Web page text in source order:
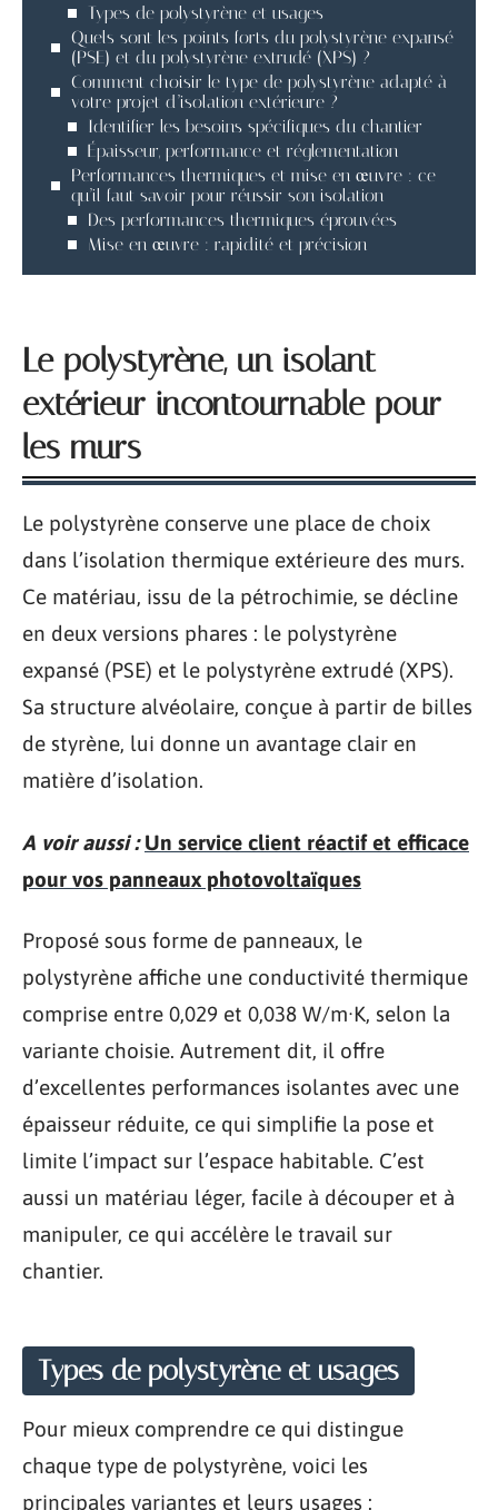
Types de polystyrène et usages
Quels sont les points forts du polystyrène expansé
(PSE) et du polystyrène extrudé (XPS) ?
Comment choisir le type de polystyrène adapté à
votre projet d’isolation extérieure ?
Identifier les besoins spécifiques du chantier
Épaisseur, performance et réglementation
Performances thermiques et mise en œuvre : ce
qu’il faut savoir pour réussir son isolation
Des performances thermiques éprouvées
Mise en œuvre : rapidité et précision
Le polystyrène, un isolant
extérieur incontournable pour
les murs
Le polystyrène conserve une place de choix
dans l’isolation thermique extérieure des murs.
Ce matériau, issu de la pétrochimie, se décline
en deux versions phares : le polystyrène
expansé (PSE) et le polystyrène extrudé (XPS).
Sa structure alvéolaire, conçue à partir de billes
de styrène, lui donne un avantage clair en
matière d’isolation.
A voir aussi : Un service client réactif et efficace
pour vos panneaux photovoltaïques
Proposé sous forme de panneaux, le
polystyrène affiche une conductivité thermique
comprise entre 0,029 et 0,038 W/m·K, selon la
variante choisie. Autrement dit, il offre
d’excellentes performances isolantes avec une
épaisseur réduite, ce qui simplifie la pose et
limite l’impact sur l’espace habitable. C’est
aussi un matériau léger, facile à découper et à
manipuler, ce qui accélère le travail sur
chantier.
Types de polystyrène et usages
Pour mieux comprendre ce qui distingue
chaque type de polystyrène, voici les
principales variantes et leurs usages :